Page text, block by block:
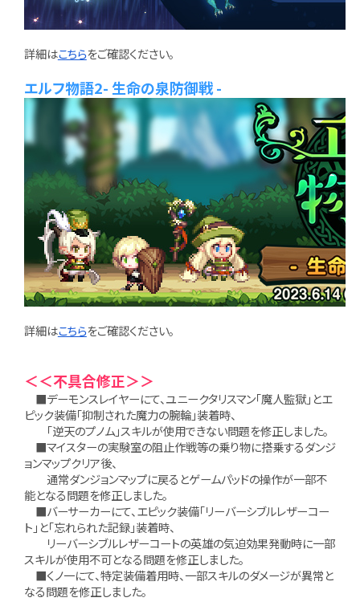
詳細はこちらをご確認ください。
エルフ物語2- 生命の泉防御戦 -
詳細はこちらをご確認ください。
＜＜不具合修正＞＞
■デーモンスレイヤーにて、ユニークタリスマン「魔人監獄」とエ
ピック装備「抑制された魔力の腕輪」装着時、
「逆天のプノム」スキルが使用できない問題を修正しました。
■マイスターの実験室の阻止作戦等の乗り物に搭乗するダンジ
ョンマップクリア後、
通常ダンジョンマップに戻るとゲームパッドの操作が一部不
能となる問題を修正しました。
■バーサーカーにて、エピック装備「リーバーシブルレザーコー
ト」と「忘れられた記録」装着時、
リーバーシブルレザーコートの英雄の気迫効果発動時に一部
スキルが使用不可となる問題を修正しました。
■くノ一にて、特定装備着用時、一部スキルのダメージが異常と
なる問題を修正しました。